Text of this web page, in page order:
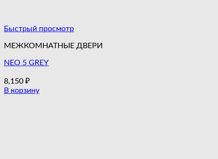
Быстрый просмотр
МЕЖКОМНАТНЫЕ ДВЕРИ
NEO 5 GREY
8,150 ₽
В корзину